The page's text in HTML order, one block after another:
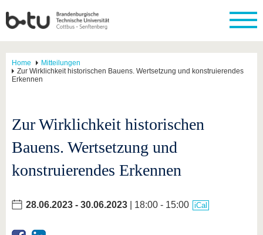
Home
Mitteilungen
Zur Wirklichkeit historischen Bauens. Wertsetzung und konstruierendes
Erkennen
Zur Wirklichkeit historischen
Bauens. Wertsetzung und
konstruierendes Erkennen
28.06.2023 - 30.06.2023 | 18:00 - 15:00 iCal